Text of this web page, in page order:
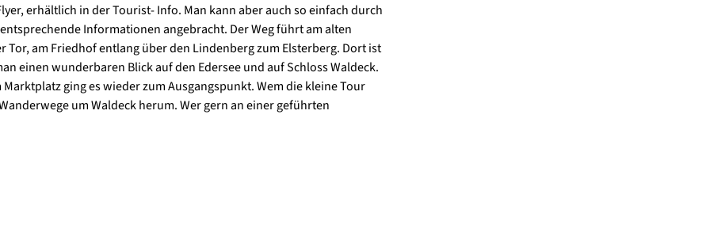
erhältlich in der Tourist- Info. Man kann aber auch so einfach durch
Informationen angebracht. Der Weg führt am alten
am Friedhof entlang über den Lindenberg zum Elsterberg. Dort ist
einen wunderbaren Blick auf den Edersee und auf Schloss Waldeck.
ging es wieder zum Ausgangspunkt. Wem die kleine Tour
um Waldeck herum. Wer gern an einer geführten